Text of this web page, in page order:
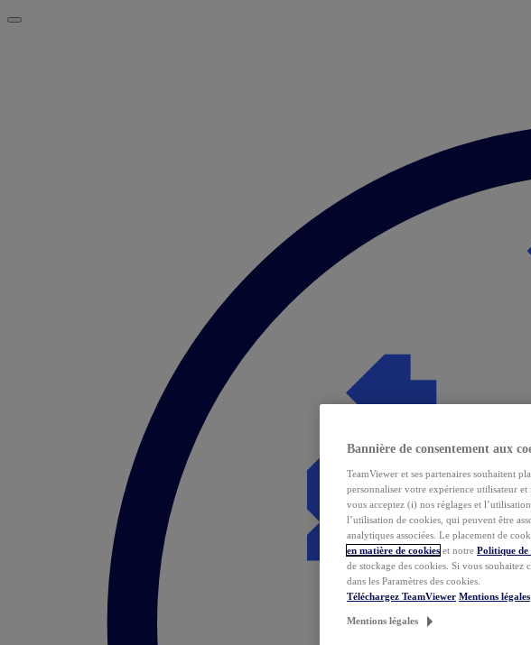
Bannière de consentement aux
TeamViewer et ses partenaires souhaitent
personnaliser votre expérience utilisateur
vous acceptez (i) nos réglages et
l’utilisation de cookies, qui peuvent être
analytiques associées. Le placement de
en matière de cookies et notre Politique
de stockage des cookies. Si vous
dans les Paramètres des cookies.
Téléchargez TeamViewer Mentions légales
Mentions légales